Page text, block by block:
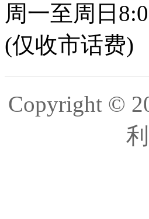
周一至周日
(仅收市话费)
Copyright ©